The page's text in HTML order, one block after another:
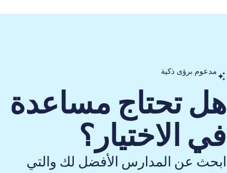
مدعوم برؤى ذكية
هل تحتاج مساعدة
في الاختيار؟
ابحث عن المدارس الأفضل لك والتي